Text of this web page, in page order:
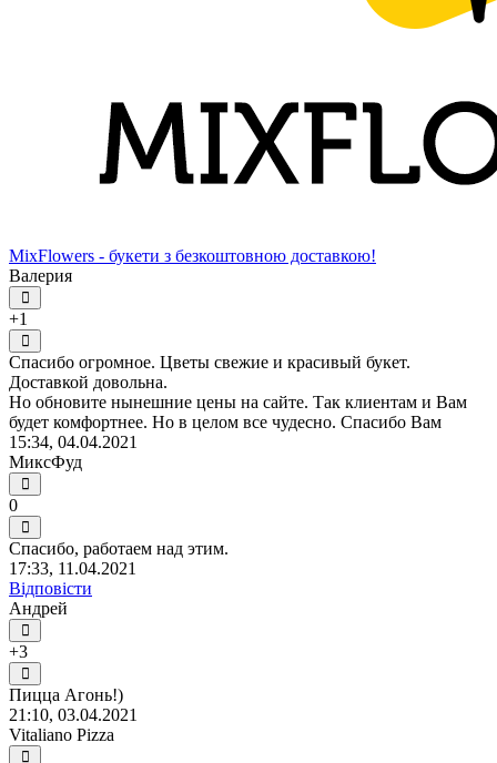
MixFlowers - букети з безкоштовною доставкою!
Валерия
+1
Спасибо огромное. Цветы свежие и красивый букет.
Доставкой довольна.
Но обновите нынешние цены на сайте. Так клиентам и Вам
будет комфортнее. Но в целом все чудесно. Спасибо Вам
15:34, 04.04.2021
МиксФуд
0
Спасибо, работаем над этим.
17:33, 11.04.2021
Відповісти
Андрей
+3
Пицца Агонь!)
21:10, 03.04.2021
Vitaliano Pizza